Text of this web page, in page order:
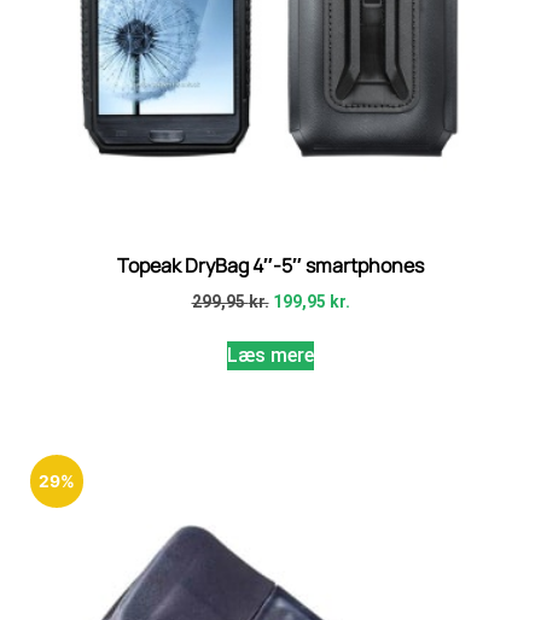
Topeak DryBag 4″-5″ smartphones
299,95kr. 199,95 kr.
Læs mere
29%